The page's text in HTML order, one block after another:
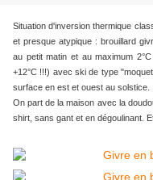
Situation d'inversion thermique
et presque atypique : brouillard
au petit matin et au maximum
+12°C !!!) avec ski de type
surface en est et ouest au solstice.
On part de la maison avec la
shirt, sans gant et en dégoulinant.